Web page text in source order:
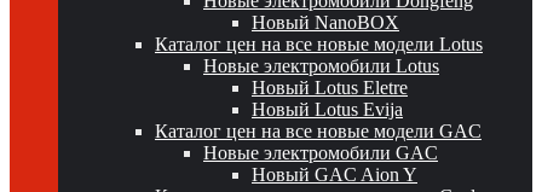
Новый NanoBOX
Каталог цен на все новые модели Lotus
Новые электромобили Lotus
Новый Lotus Eletre
Новый Lotus Evija
Каталог цен на все новые модели GAC
Новые электромобили GAC
Новый GAC Aion Y